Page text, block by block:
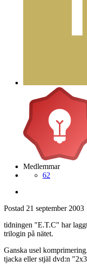
Medlemmar
62
Postad 21 september 2003
tidningen "E.T.C" har
trilogin på nätet.
Ganska usel
tjacka eller stjäl dvd:n